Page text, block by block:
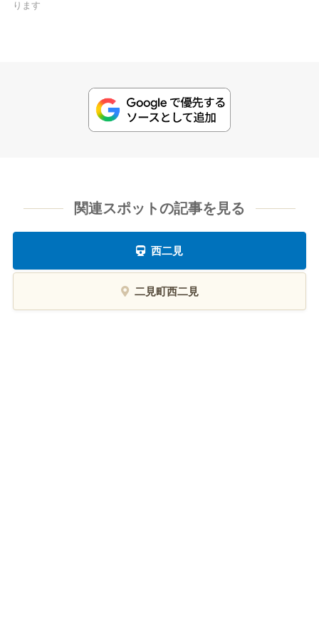
ります
関連スポットの記事を見る
西二見
二見町西二見